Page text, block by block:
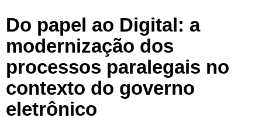
Do papel ao Digital: a
modernização dos
processos paralegais no
contexto do governo
eletrônico